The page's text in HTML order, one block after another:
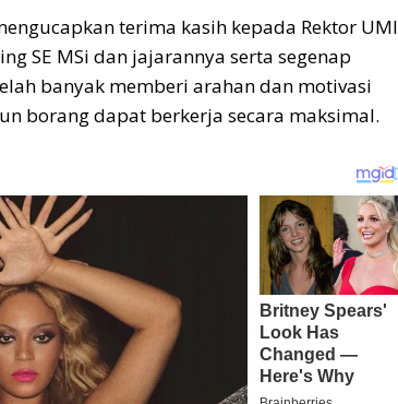
terima kasih kepada Rektor UMI
SE MSi dan jajarannya serta segenap
banyak memberi arahan dan motivasi
borang dapat berkerja secara maksimal.